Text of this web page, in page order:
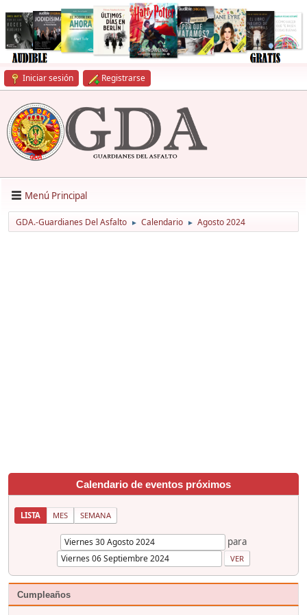
Iniciar sesión Registrarse
Menú Principal
GDA.-Guardianes Del Asfalto ► Calendario ► Agosto 2024
Calendario de eventos próximos
LISTA MES SEMANA
para
Cumpleaños